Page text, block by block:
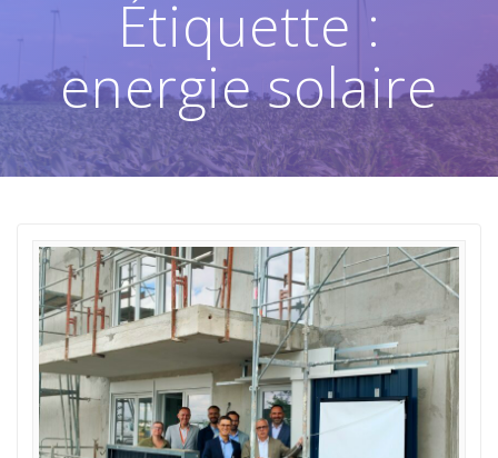
Étiquette :
energie solaire